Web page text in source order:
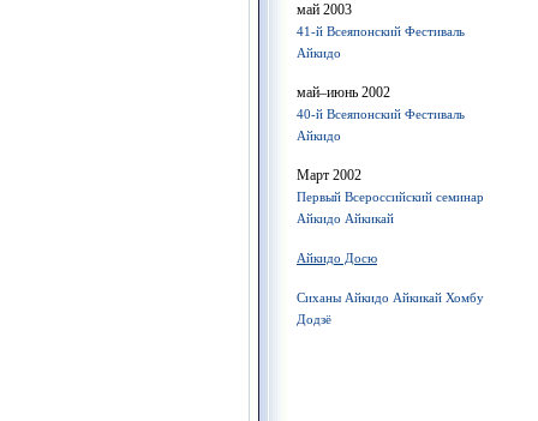
май 2003
41-й Всеяпонский Фестиваль
Айкидо
май–июнь 2002
40-й Всеяпонский Фестиваль
Айкидо
Март 2002
Первый Всероссийский семинар
Айкидо Айкикай
Айкидо Досю
Сиханы Айкидо Айкикай Хомбу
Додзё